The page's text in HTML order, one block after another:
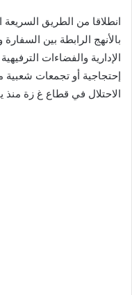
انطلاقا من الطريق
بالأنهج الرابطة بين
الإدارية والفضاءات
إحتجاجية أو تجمعات شعبية
الاحتلال في قطاع غ زة منذ يوم 07 أكتوبر